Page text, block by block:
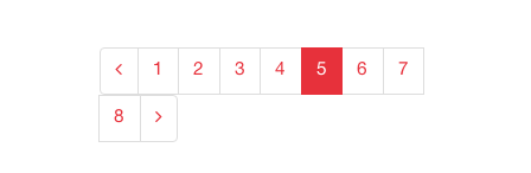
1 2 3 4 5 6 7
8